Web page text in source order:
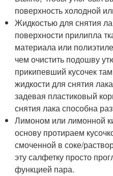
поверхность холодной
Жидкостью для снятия
поверхности прилипла
материала или
чем очистить подошву
прикипевший кусочек
жидкости для снятия
задевая пластиковый
снятия лака способна
Лимоном или лимонной
основу протираем
смоченной в соке/
эту салфетку просто
функцией пара.